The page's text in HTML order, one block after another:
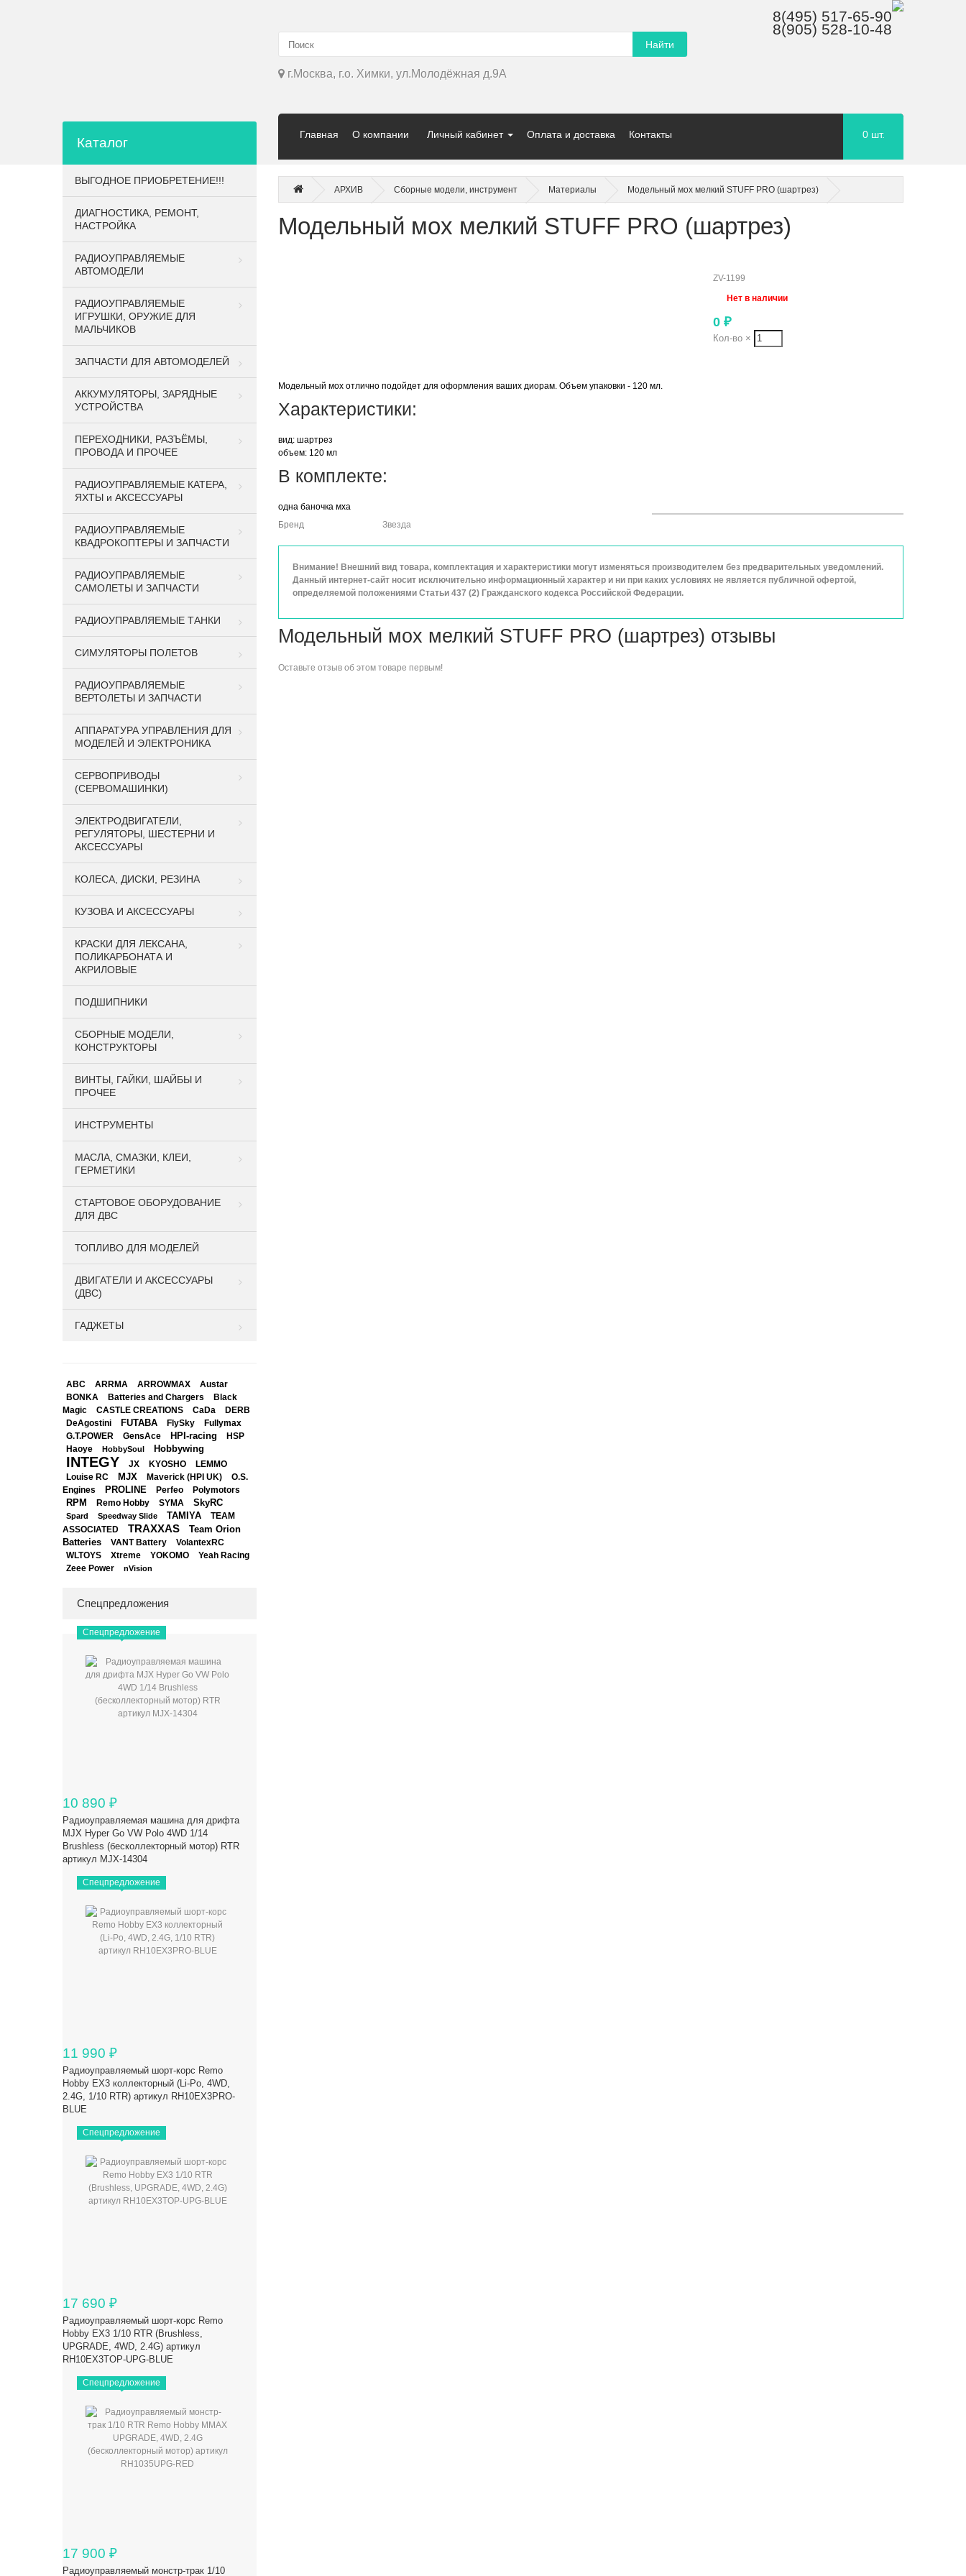
г.Москва, г.о. Химки, ул.Молодёжная д.9А
8(495) 517-65-90
8(905) 528-10-48
Главная О компании Личный кабинет Оплата и доставка Контакты 0 шт.
Каталог
ВЫГОДНОЕ ПРИОБРЕТЕНИЕ!!!
ДИАГНОСТИКА, РЕМОНТ,
НАСТРОЙКА
РАДИОУПРАВЛЯЕМЫЕ
АВТОМОДЕЛИ
РАДИОУПРАВЛЯЕМЫЕ
ИГРУШКИ, ОРУЖИЕ ДЛЯ
МАЛЬЧИКОВ
ЗАПЧАСТИ ДЛЯ АВТОМОДЕЛЕЙ
АККУМУЛЯТОРЫ, ЗАРЯДНЫЕ
УСТРОЙСТВА
ПЕРЕХОДНИКИ, РАЗЪЁМЫ,
ПРОВОДА И ПРОЧЕЕ
РАДИОУПРАВЛЯЕМЫЕ КАТЕРА,
ЯХТЫ и АКСЕССУАРЫ
РАДИОУПРАВЛЯЕМЫЕ
КВАДРОКОПТЕРЫ И ЗАПЧАСТИ
РАДИОУПРАВЛЯЕМЫЕ
САМОЛЕТЫ И ЗАПЧАСТИ
РАДИОУПРАВЛЯЕМЫЕ ТАНКИ
СИМУЛЯТОРЫ ПОЛЕТОВ
РАДИОУПРАВЛЯЕМЫЕ
ВЕРТОЛЕТЫ И ЗАПЧАСТИ
АППАРАТУРА УПРАВЛЕНИЯ ДЛЯ
МОДЕЛЕЙ И ЭЛЕКТРОНИКА
СЕРВОПРИВОДЫ
(СЕРВОМАШИНКИ)
ЭЛЕКТРОДВИГАТЕЛИ,
РЕГУЛЯТОРЫ, ШЕСТЕРНИ И
АКСЕССУАРЫ
КОЛЕСА, ДИСКИ, РЕЗИНА
КУЗОВА И АКСЕССУАРЫ
КРАСКИ ДЛЯ ЛЕКСАНА,
ПОЛИКАРБОНАТА И
АКРИЛОВЫЕ
ПОДШИПНИКИ
CБОРНЫЕ МОДЕЛИ,
КОНСТРУКТОРЫ
ВИНТЫ, ГАЙКИ, ШАЙБЫ И
ПРОЧЕЕ
ИНСТРУМЕНТЫ
МАСЛА, СМАЗКИ, КЛЕИ,
ГЕРМЕТИКИ
СТАРТОВОЕ ОБОРУДОВАНИЕ
ДЛЯ ДВС
ТОПЛИВО ДЛЯ МОДЕЛЕЙ
ДВИГАТЕЛИ И АКСЕССУАРЫ
(ДВС)
ГАДЖЕТЫ
ABC ARRMA ARROWMAX Austar
BONKA Batteries and Chargers
Black
Magic
CASTLE CREATIONS CaDa DERB
DeAgostini FUTABA FlySky Fullymax
G.T.POWER GensAce HPI-racing
HSP
Haoye
HobbySoul Hobbywing
INTEGY JX KYOSHO
LEMMO
Louise RC
MJX Maverick (HPI UK)
O.S.
Engines
PROLINE Perfeo Polymotors
RPM Remo Hobby SYMA SkyRC
Spard Speedway Slide TAMIYA
TEAM
ASSOCIATED
TRAXXAS
Team Orion
Batteries
VANT Battery VolantexRC
WLTOYS Xtreme YOKOMO Yeah Racing
Zeee Power nVision
Спецпредложения
Спецпредложение
10 890 ₽
Радиоуправляемая машина для дрифта
MJX Hyper Go VW Polo 4WD 1/14
Brushless (бесколлекторный мотор) RTR
артикул MJX-14304
Спецпредложение
11 990 ₽
Радиоуправляемый шорт-корс Remo
Hobby EX3 коллекторный (Li-Po, 4WD,
2.4G, 1/10 RTR) артикул RH10EX3PRO-
BLUE
Спецпредложение
17 690 ₽
Радиоуправляемый шорт-корс Remo
Hobby EX3 1/10 RTR (Brushless,
UPGRADE, 4WD, 2.4G) артикул
RH10EX3TOP-UPG-BLUE
Спецпредложение
17 900 ₽
Радиоуправляемый монстр-трак 1/10
АРХИВ Сборные модели, инструмент Материалы Модельный мох мелкий STUFF PRO (шартрез)
Модельный мох мелкий STUFF PRO (шартрез)
ZV-1199
Нет в наличии
0 ₽
Кол-во ×
Модельный мох отлично подойдет для оформления ваших диорам. Объем упаковки - 120 мл.
Характеристики:
вид: шартрез
объем: 120 мл
В комплекте:
одна баночка мха
Бренд
Звезда
Внимание! Внешний вид товара, комплектация и характеристики могут изменяться производителем без предварительных уведомлений.
Данный интернет-сайт носит исключительно информационный характер и ни при каких условиях не является публичной офертой,
определяемой положениями Статьи 437 (2) Гражданского кодекса Российской Федерации.
Модельный мох мелкий STUFF PRO (шартрез) отзывы
Оставьте отзыв об этом товаре первым!